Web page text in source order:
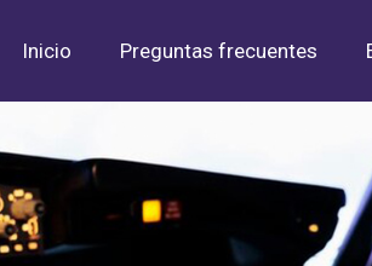
Inicio Preguntas frecuentes